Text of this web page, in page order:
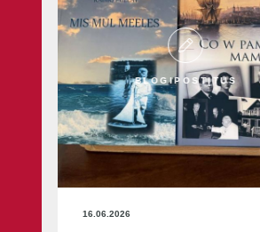
BLOGIPOSTITUS
16.06.2026